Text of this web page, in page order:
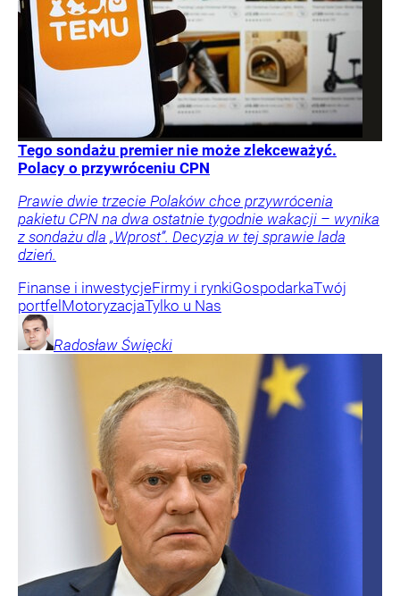
Tego sondażu premier nie może zlekceważyć.
Polacy o przywróceniu CPN
Prawie dwie trzecie Polaków chce przywrócenia
pakietu CPN na dwa ostatnie tygodnie wakacji – wynika
z sondażu dla „Wprost”. Decyzja w tej sprawie lada
dzień.
Finanse i inwestycjeFirmy i rynkiGospodarkaTwój
portfel MotoryzacjaTylko u Nas
Radosław Święcki